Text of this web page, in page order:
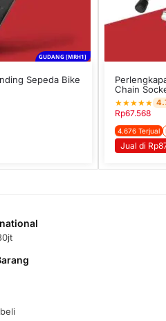
GUDANG [MRH1]
Sepeda Bike
Chain
★★★★★
Rp67.568
4.676 Terjual
Jual di